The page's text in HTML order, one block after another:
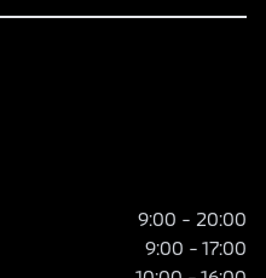
9:00 - 20:00
9:00 - 17:00